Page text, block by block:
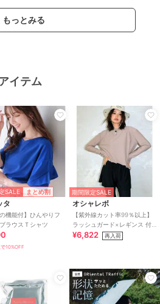
もっとみる
イテム
SALE まとめ割
タ
の機能付】ひんやりフ
ラウスＴシャツ
10%OFF
期間限定SALE
オシャレボ
【紫外線カット率99％以上】
ラッシュガード×レギンス 付
き タンキニ
¥6,822 再入荷